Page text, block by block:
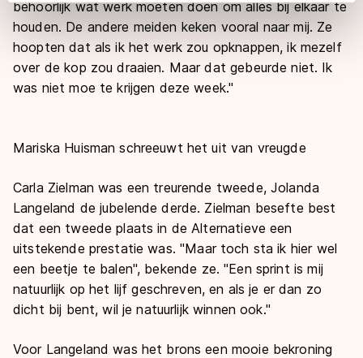
adequaat beschermingsniveau geldt volgens de GDPR.
Door op ‘Toestaan’ te klikken, stemt u in met deze
overdracht. Meer informatie vindt u in onscookiebeleid.
behoorlijk wat werk moeten doen om alles bij elkaar te
houden. De andere meiden keken vooral naar mij. Ze
hoopten dat als ik het werk zou opknappen, ik mezelf
over de kop zou draaien. Maar dat gebeurde niet. Ik
was niet moe te krijgen deze week."
Mariska Huisman schreeuwt het uit van vreugde
Carla Zielman was een treurende tweede, Jolanda
Langeland de jubelende derde. Zielman besefte best
dat een tweede plaats in de Alternatieve een
uitstekende prestatie was."Maar toch sta ik hier wel
een beetje te balen", bekende ze."Een sprint is mij
natuurlijk op het lijf geschreven, en als je er dan zo
dicht bij bent, wil je natuurlijk winnen ook."
Voor Langeland was het brons een mooie bekroning